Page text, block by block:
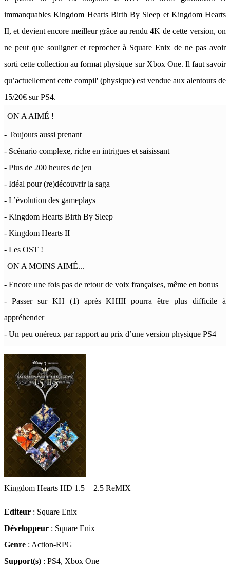
immanquables Kingdom Hearts Birth By Sleep et Kingdom Hearts
II, et devient encore meilleur grâce au rendu 4K de cette version, on
ne peut que souligner et reprocher à Square Enix de ne pas avoir
sorti cette collection au format physique sur Xbox One. Il faut savoir
qu’actuellement cette compil' (physique) est vendue aux alentours de
15/20€ sur PS4.
ON A AIMÉ !
- Toujours aussi prenant
- Scénario complexe, riche en intrigues et saisissant
- Plus de 200 heures de jeu
- Idéal pour (re)découvrir la saga
- L’évolution des gameplays
- Kingdom Hearts Birth By Sleep
- Kingdom Hearts II
- Les OST !
ON A MOINS AIMÉ...
- Encore une fois pas de retour de voix françaises, même en bonus
- Passer sur KH (1) après KHIII pourra être plus difficile à
appréhender
- Un peu onéreux par rapport au prix d’une version physique PS4
Kingdom Hearts HD 1.5 + 2.5 ReMIX
Editeur : Square Enix
Développeur : Square Enix
Genre : Action-RPG
Support(s) : PS4, Xbox One